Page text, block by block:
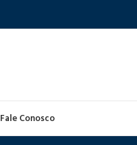
Fale Conosco